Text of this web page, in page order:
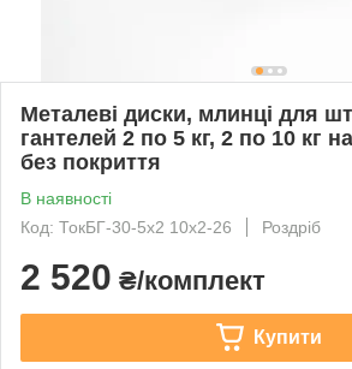
Металеві диски, млинці для
гантелей 2 по 5 кг, 2 по 10 кг
без покриття
В наявності
Код: ТокБГ-30-5х2 10х2-26
Роздріб
2 520 ₴/комплект
Купити